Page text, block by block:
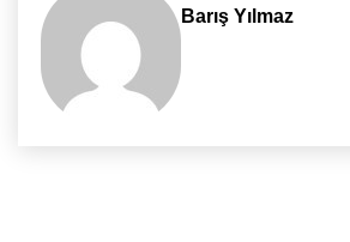
Barış Yılmaz